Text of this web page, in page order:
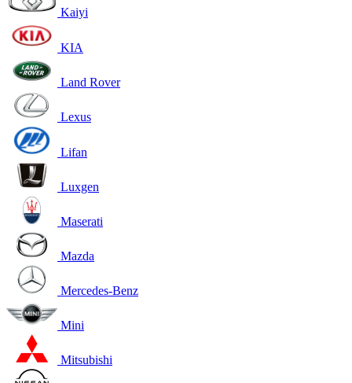
Kaiyi
KIA
Land Rover
Lexus
Lifan
Luxgen
Maserati
Mazda
Mercedes-Benz
Mini
Mitsubishi